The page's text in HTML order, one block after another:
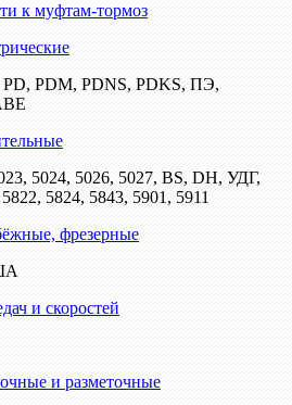
к муфтам-тормоз
PDM, PDNS, PDKS, ПЭ,
5024, 5026, 5027, BS, DH, УДГ,
5824, 5843, 5901, 5911
фрезерные
и скоростей
и разметочные